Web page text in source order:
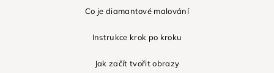
Co je diamantové malování
Instrukce krok po kroku
Jak začít tvořit obrazy